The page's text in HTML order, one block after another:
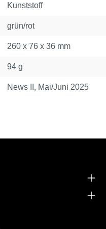
Kunststoff
grün/rot
260 x 76 x 36 mm
94 g
News II, Mai/Juni 2025